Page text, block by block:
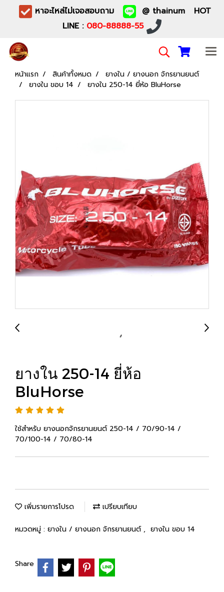
หาอะไหล่ไม่เจอสอบถาม
@ thainum HOT
LINE : 080-88888-55
หน้าแรก สินค้าทั้งหมด
ยางใน / ยางนอก จักรยานยนต์
ยางใน ขอบ 14
ยางใน 250-14 ยี่ห้อ BluHorse
ยางใน 250-14 ยี่ห้อ
BluHorse
ใช้สำหรับ ยางนอกจักรยานยนต์ 250-14 / 70/90-14 /
70/100-14 / 70/80-14
เพิ่มรายการโปรด เปรียบเทียบ
หมวดหมู่ : ยางใน / ยางนอก จักรยานยนต์ , ยางใน ขอบ 14
Share